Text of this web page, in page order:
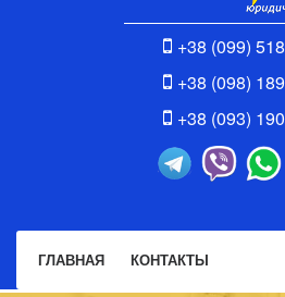
+38 (099)
+38 (098)
+38 (093)
ГЛАВНАЯ КОНТАКТЫ